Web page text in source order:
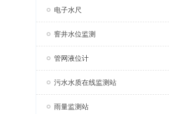
电子水尺
窨井水位监测
管网液位计
污水水质在线监测站
雨量监测站